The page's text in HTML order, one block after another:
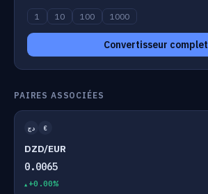
1 10 100 1000
Convertisseur complet
PAIRES ASSOCIÉES
دج €
DZD/EUR
0.0065
+0.00%